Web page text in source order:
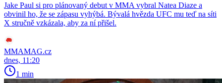
Jake Paul si pro plánovaný debut v MMA vybral Natea Diaze a
obvinil ho, že se zápasu vyhýbá. Bývalá hvězda UFC mu teď na síti
X stručně vzkázala, aby za ní přišel.
MMAMAG.cz
dnes, 11:20
1 min